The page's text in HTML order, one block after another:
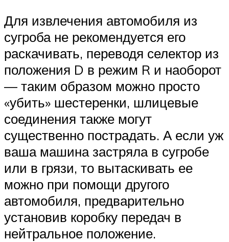
Для извлечения автомобиля из
сугроба не рекомендуется его
раскачивать, переводя селектор из
положения D в режим R и наоборот
— таким образом можно просто
«убить» шестеренки, шлицевые
соединения также могут
существенно пострадать. А если уж
ваша машина застряла в сугробе
или в грязи, то вытаскивать ее
можно при помощи другого
автомобиля, предварительно
установив коробку передач в
нейтральное положение.